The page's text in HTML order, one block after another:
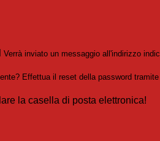
Verrà inviato un messaggio all'indirizzo
Effettua il reset della password
la casella di posta elettronica!